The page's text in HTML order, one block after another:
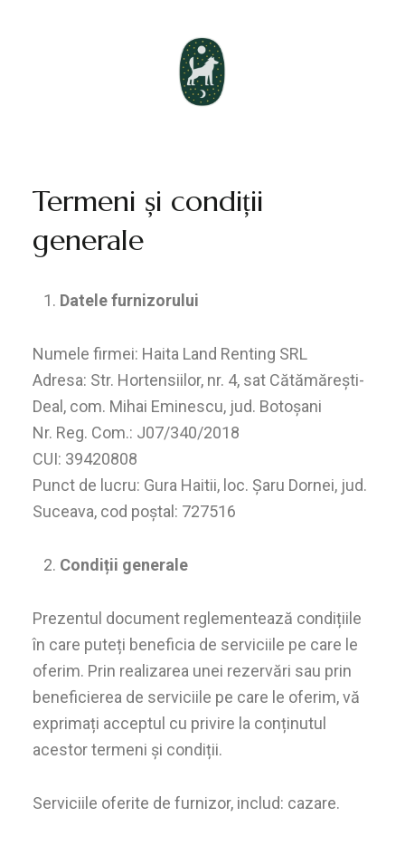
Terms and
conditions
Termeni și condiții
generale
Datele furnizorului
Numele firmei: Haita Land Renting SRL
Adresa: Str. Hortensiilor, nr. 4, sat Cătămărești-
Deal, com. Mihai Eminescu, jud. Botoșani
Nr. Reg. Com.: J07/340/2018
CUI: 39420808
Punct de lucru: Gura Haitii, loc. Șaru Dornei, jud.
Suceava, cod poștal: 727516
Condiții generale
Prezentul document reglementează condițiile
în care puteți beneficia de serviciile pe care le
oferim. Prin realizarea unei rezervări sau prin
beneficierea de serviciile pe care le oferim, vă
exprimați acceptul cu privire la conținutul
acestor termeni și condiții.
Serviciile oferite de furnizor, includ: cazare.